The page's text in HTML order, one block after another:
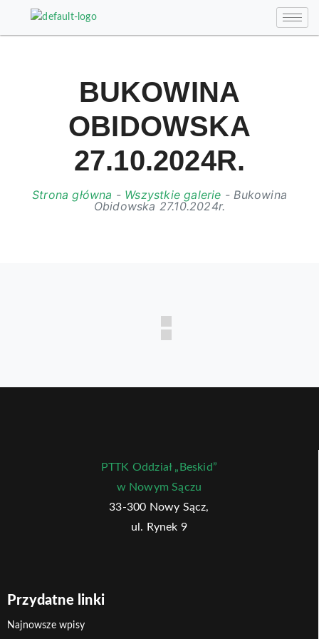
BUKOWINA
OBIDOWSKA
27.10.2024R.
Strona główna - Wszystkie galerie -Bukowina
Obidowska 27.10.2024r.
PTTK Oddział „Beskid”
w Nowym Sączu
33-300 Nowy Sącz,
ul. Rynek 9
Przydatne linki
Najnowsze wpisy